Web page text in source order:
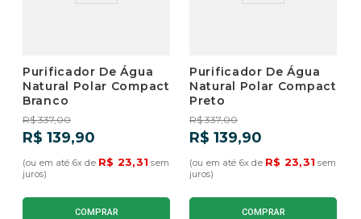
Purificador De Água
Natural Polar Compact
Branco
R$ 337,00
R$ 139,90
(ou em até 6x de R$ 23,31 sem
juros)
COMPRAR
Purificador De Água
Natural Polar Compact
Preto
R$ 337,00
R$ 139,90
(ou em até 6x de R$ 23,31 sem
juros)
COMPRAR